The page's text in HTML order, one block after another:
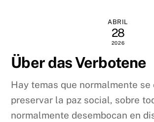
ABRIL
28
2026
Über das Verbotene
Hay temas que normalmente se
preservar la paz social, sobre
normalmente desembocan en